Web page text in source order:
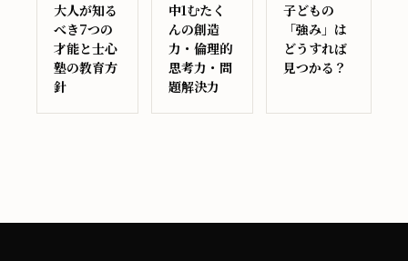
大人が知る
べき7つの
才能と士心
塾の教育方
針
中1むたく
んの創造
力・倫理的
思考力・問
題解決力
子どもの
「強み」は
どうすれば
見つかる？